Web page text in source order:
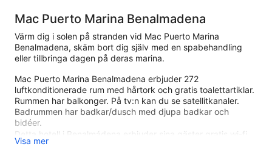
Mac Puerto Marina Benalmadena
Värm dig i solen på stranden vid Mac Puerto Marina
Benalmadena, skäm bort dig själv med en spabehandling
eller tillbringa dagen på deras marina.
Mac Puerto Marina Benalmadena erbjuder 272
luftkonditionerade rum med hårtork och gratis toalettartiklar.
Rummen har balkonger. På tv:n kan du se satellitkanaler.
Badrummen har badkar/dusch med djupa badkar och
bidéer.
Detta hotell i Benalmádena erbjuder sina gäster gratis wi-fi.
Skrivbord och telefon finns. Dessutom har rummen takfläkt
Visa mer